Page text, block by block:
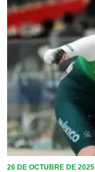
26 DE OCTUBRE DE 2025